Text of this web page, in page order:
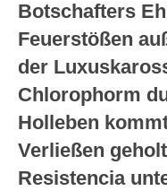
Botschafters
Feuerstößen
der
Chlorophorm
Holleben
Verließen
Resistencia